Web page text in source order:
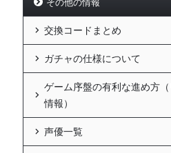
交換コードまとめ
ガチャの仕様について
ゲーム序盤の有利な進め方
情報）
声優一覧